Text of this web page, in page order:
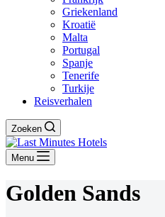
Griekenland
Kroatië
Malta
Portugal
Spanje
Tenerife
Turkije
Reisverhalen
Zoeken
Menu
Golden Sands